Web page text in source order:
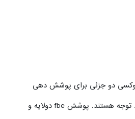
دو جزئی برای پوشش دهی
خطوط لوله گاز و نفت مورد توجه هستند. پوشش fbe دولایه و